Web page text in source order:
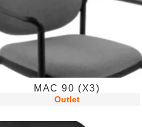
MAC 90 (X3)
Outlet